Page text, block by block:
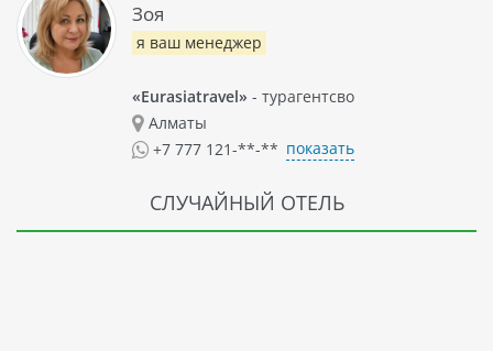
Зоя
я ваш менеджер
«Eurasiatravel» - турагентсво
Алматы
+7 777 121-**-** показать
СЛУЧАЙНЫЙ ОТЕЛЬ